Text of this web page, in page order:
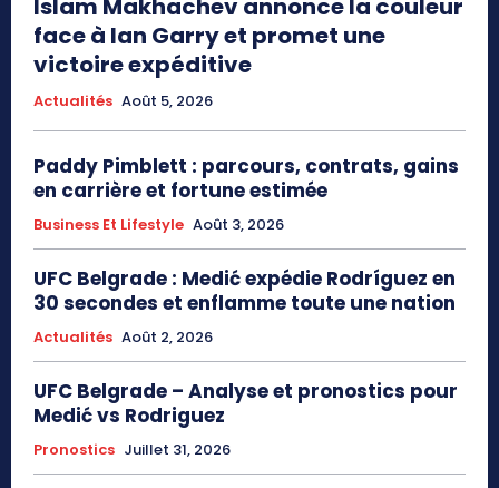
face à Ian Garry et promet une
victoire expéditive
Actualités Août 5, 2026
Paddy Pimblett : parcours, contrats, gains
en carrière et fortune estimée
Business Et Lifestyle Août 3, 2026
UFC Belgrade : Medić expédie Rodríguez en
30 secondes et enflamme toute une nation
Actualités Août 2, 2026
UFC Belgrade – Analyse et pronostics pour
Medić vs Rodriguez
Pronostics Juillet 31, 2026